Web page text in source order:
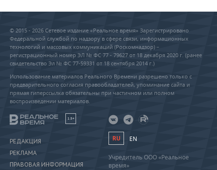
© 2015 - 2026 Сетевое издание «Реальное время» Зарегистрировано
Федеральной службой по надзору в сфере связи, информационных
технологий и массовых коммуникаций (Роскомнадзор) –
регистрационный номер ЭЛ № ФС 77 - 79627 от 18 декабря 2020 г. (ранее
свидетельство Эл № ФС 77-59331 от 18 сентября 2014 г.)
Использование материалов Реального Времени разрешено только с
предварительного согласия правообладателей, упоминание сайта и
прямая гиперссылка обязательны при частичном или полном
воспроизведении материалов.
18+
РЕДАКЦИЯ
РЕКЛАМА
ПРАВОВАЯ ИНФОРМАЦИЯ
RU EN
Учредитель ООО «Реальное
время»